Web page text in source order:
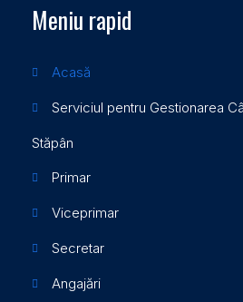
Meniu rapid
Acasă
Serviciul pentru Gestionarea
Stăpân
Primar
Viceprimar
Secretar
Angajări